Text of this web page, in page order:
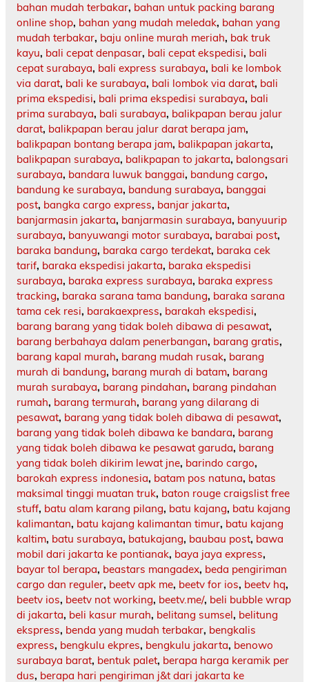
bahan mudah terbakar, bahan untuk packing barang
online shop, bahan yang mudah meledak, bahan yang
mudah terbakar, baju online murah meriah, bak truk
kayu, bali cepat denpasar, bali cepat ekspedisi, bali
cepat surabaya, bali express surabaya, bali ke lombok
via darat, bali ke surabaya, bali lombok via darat, bali
prima ekspedisi, bali prima ekspedisi surabaya, bali
prima surabaya, bali surabaya, balikpapan berau jalur
darat, balikpapan berau jalur darat berapa jam,
balikpapan bontang berapa jam, balikpapan jakarta,
balikpapan surabaya, balikpapan to jakarta, balongsari
surabaya, bandara luwuk banggai, bandung cargo,
bandung ke surabaya, bandung surabaya, banggai
post, bangka cargo express, banjar jakarta,
banjarmasin jakarta, banjarmasin surabaya, banyuurip
surabaya, banyuwangi motor surabaya, barabai post,
baraka bandung, baraka cargo terdekat, baraka cek
tarif, baraka ekspedisi jakarta, baraka ekspedisi
surabaya, baraka express surabaya, baraka express
tracking, baraka sarana tama bandung, baraka sarana
tama cek resi, barakaexpress, barakah ekspedisi,
barang barang yang tidak boleh dibawa di pesawat,
barang berbahaya dalam penerbangan, barang gratis,
barang kapal murah, barang mudah rusak, barang
murah di bandung, barang murah di batam, barang
murah surabaya, barang pindahan, barang pindahan
rumah, barang termurah, barang yang dilarang di
pesawat, barang yang tidak boleh dibawa di pesawat,
barang yang tidak boleh dibawa ke bandara, barang
yang tidak boleh dibawa ke pesawat garuda, barang
yang tidak boleh dikirim lewat jne, barindo cargo,
barokah express indonesia, batam pos natuna, batas
maksimal tinggi muatan truk, baton rouge craigslist free
stuff, batu alam karang pilang, batu kajang, batu kajang
kalimantan, batu kajang kalimantan timur, batu kajang
kaltim, batu surabaya, batukajang, baubau post, bawa
mobil dari jakarta ke pontianak, baya jaya express,
bayar tol berapa, beastars mangadex, beda pengiriman
cargo dan reguler, beetv apk me, beetv for ios, beetv hq,
beetv ios, beetv not working, beetv.me/, beli bubble wrap
di jakarta, beli kasur murah, belitang sumsel, belitung
ekspress, benda yang mudah terbakar, bengkalis
express, bengkulu ekpres, bengkulu jakarta, benowo
surabaya barat, bentuk palet, berapa harga keramik per
dus, berapa hari pengiriman j&t dari jakarta ke